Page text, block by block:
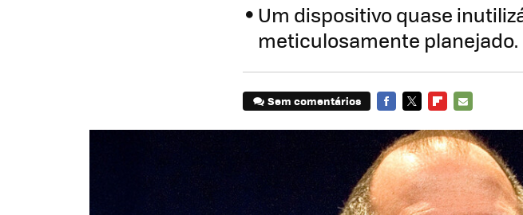
Um dispositivo quase
meticulosamente planejado.
Sem comentários
MAIL